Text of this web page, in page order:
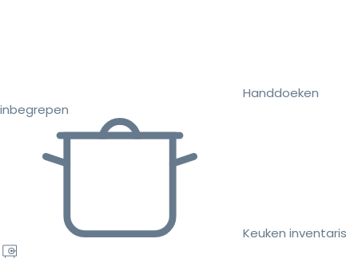
Handdoeken
inbegrepen
Keuken inventaris